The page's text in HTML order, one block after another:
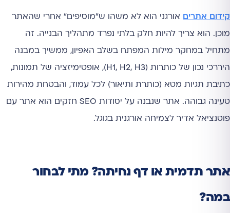
קידום אתרים אורגני הוא לא משהו ש"מוסיפים" אחרי שהאתר
מוכן. הוא צריך להיות חלק בלתי נפרד מתהליך הבנייה. זה
מתחיל במחקר מילות המפתח בשלב האפיון, ממשיך במבנה
היררכי נכון של כותרות (H1, H2, H3), אופטימיזציה של תמונות,
כתיבת תגיות מטא (כותרת ותיאור) לכל עמוד, והבטחת מהירות
טעינה גבוהה. אתר שנבנה על יסודות SEO חזקים הוא אתר עם
פוטנציאל אדיר לצמיחה אורגנית בגוגל.
אתר תדמית או דף נחיתה? מתי לבחור
במה?